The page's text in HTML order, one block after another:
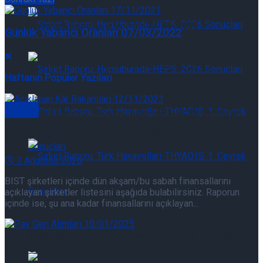
Şirket Raporu: Hepsiburada-HEPS: 2Ç26 Sonuçları
Şirket Raporu: Türk Havayolları-THYAO.IS: Şirket
Güncelleme
İş Varant Raporu: İş Varant 07/08/2026
Şirket Raporu: Hepsiburada-HEPS: 2Ç26 Sonuçları
Günlük Yabancı Oranları 07/03/2022
Haftanın Popüler Yazıları
Açıklanan Kar Rakamları 03/08/2026
3 Ağustos 2026
BIST şirketleri içinde dün akşam/bu sabah finansallarını
açıklayan şirketler listesini aşağıda bulabilirsiniz. Raporun
içinde ise, şu ana kadar finansallarını açıklayan...
Pay Geri Alımları 03/08/2026